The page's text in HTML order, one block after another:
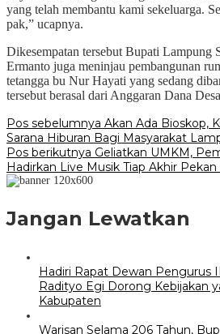
yang telah membantu kami sekeluarga.
pak,” ucapnya.
Dikesempatan tersebut Bupati Lampung
Ermanto juga meninjau pembangunan
tetangga bu Nur Hayati yang sedang
tersebut berasal dari Anggaran Dana
Navigasi
pos
Pos sebelumnya Akan Ada Bioskop,
Sarana Hiburan Bagi Masyarakat
Pos berikutnya Geliatkan UMKM,
Hadirkan Live Musik Tiap Akhir
Jangan Lewatkan
Hadiri Rapat Dewan Pengurus
Radityo Egi Dorong Kebijakan
Kabupaten
Warisan Selama 206 Tahun,